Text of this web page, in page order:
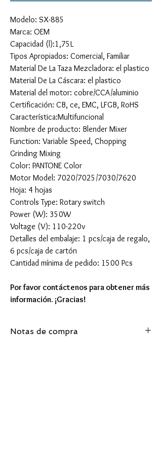
Modelo: SX-885
Marca: OEM
Capacidad (l):1,75L
Tipos Apropiados: Comercial, Familiar
Material De La Taza Mezcladora: el plastico
Material De La Cáscara: el plastico
Material del motor: cobre/CCA/aluminio
Certificación: CB, ce, EMC, LFGB, RoHS
Característica:Multifuncional
Nombre de producto: Blender Mixer
Function: Variable Speed, Chopping
Grinding Mixing
Color: PANTONE Color
Motor Model: 7020/7025/7030/7620
Hoja: 4 hojas
Controls Type: Rotary switch
Power (W): 350W
Voltage (V): 110-220v
Detalles del embalaje: 1 pcs/caja de regalo,
6 pcs/caja de cartón
Cantidad mínima de pedido: 1500 Pcs
Por favor contáctenos para obtener más
información. ¡Gracias!
Notas de compra